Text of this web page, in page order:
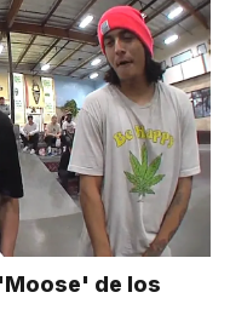
de los